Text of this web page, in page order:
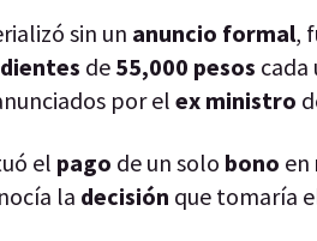
sin un anuncio formal,
de 55,000 pesos cada
por el ex ministro
el pago de un solo bono en
la decisión que tomaría